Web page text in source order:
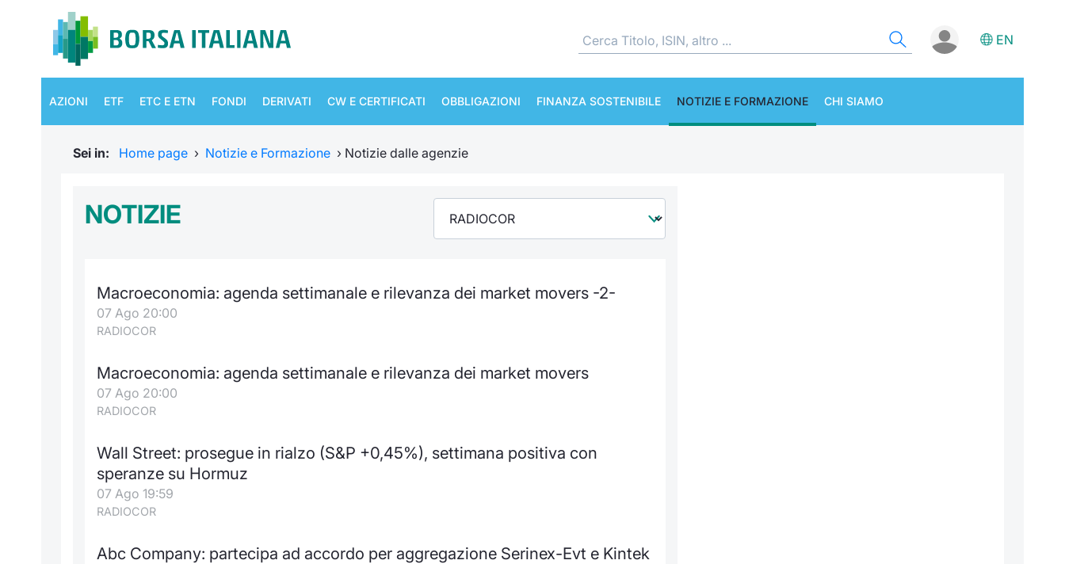
EN
AZIONI ETF ETC E ETN FONDI DERIVATI CW E CERTIFICATI OBBLIGAZIONI FINANZA SOSTENIBILE NOTIZIE E FORMAZIONE CHI SIAMO
Sei in: Home page › Notizie e Formazione › Notizie dalle agenzie
NOTIZIE
Macroeconomia: agenda settimanale e rilevanza dei market movers -2-
07 Ago 20:00
RADIOCOR
Macroeconomia: agenda settimanale e rilevanza dei market movers
07 Ago 20:00
RADIOCOR
Wall Street: prosegue in rialzo (S&P +0,45%), settimana positiva con
speranze su Hormuz
07 Ago 19:59
RADIOCOR
Abc Company: partecipa ad accordo per aggregazione Serinex-Evt e Kintek